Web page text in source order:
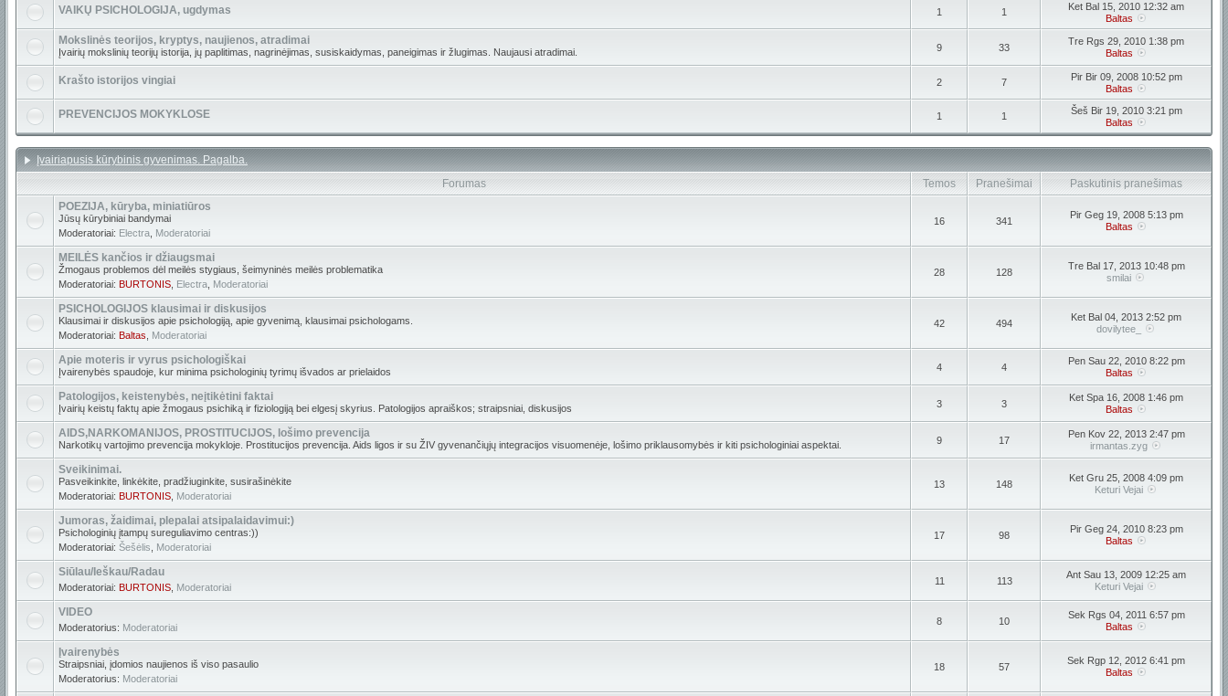
VAIKŲ PSICHOLOGIJA, ugdymas 1 1
Ket Bal 15, 2010 12:32 am
Baltas
Mokslinės teorijos, kryptys, naujienos, atradimai
Įvairių mokslinių teorijų istorija, jų paplitimas, nagrinėjimas, susiskaidymas, paneigimas ir žlugimas. Naujausi atradimai. 9 33
Tre Rgs 29, 2010 1:38 pm
Baltas
Krašto istorijos vingiai 2 7
Pir Bir 09, 2008 10:52 pm
Baltas
PREVENCIJOS MOKYKLOSE 1 1
Šeš Bir 19, 2010 3:21 pm
Baltas
Įvairiapusis kūrybinis gyvenimas. Pagalba.
Forumas
Temos Pranešimai
Paskutinis pranešimas
POEZIJA, kūryba, miniatiūros
Jūsų kūrybiniai bandymai
Moderatoriai: Electra Moderatoriai
16 341
Pir Geg 19, 2008 5:13 pm
Baltas
MEILĖS kančios ir džiaugsmai
Žmogaus problemos dėl meilės stygiaus, šeimyninės meilės problematika
Moderatoriai: BURTONIS Electra Moderatoriai
28 128
Tre Bal 17, 2013 10:48 pm
smilai
PSICHOLOGIJOS klausimai ir diskusijos
Klausimai ir diskusijos apie psichologiją, apie gyvenimą, klausimai psichologams.
Moderatoriai: Baltas Moderatoriai
42 494
Ket Bal 04, 2013 2:52 pm
dovilytee_
Apie moteris ir vyrus psichologiškai
Įvairenybės spaudoje, kur minima psichologinių tyrimų išvados ar prielaidos 4 4
Pen Sau 22, 2010 8:22 pm
Baltas
Patologijos, keistenybės, neįtikėtini faktai
Įvairių keistų faktų apie žmogaus psichiką ir fiziologiją bei elgesį skyrius. Patologijos apraiškos; straipsniai, diskusijos 3 3
Ket Spa 16, 2008 1:46 pm
Baltas
AIDS,NARKOMANIJOS, PROSTITUCIJOS, lošimo prevencija
Narkotikų vartojimo prevencija mokykloje. Prostitucijos prevencija. Aids ligos ir su ŽIV gyvenančiųjų integracijos visuomenėje, lošimo priklausomybės ir kiti psichologiniai aspektai. 9 17
Pen Kov 22, 2013 2:47 pm
irmantas.zyg
Sveikinimai.
Pasveikinkite, linkėkite, pradžiuginkite, susirašinėkite
Moderatoriai: BURTONIS Moderatoriai
13 148
Ket Gru 25, 2008 4:09 pm
Keturi Vejai
Jumoras, žaidimai, plepalai atsipalaidavimui:)
Psichologinių įtampų sureguliavimo centras:))
Moderatoriai: Šešėlis Moderatoriai
17 98
Pir Geg 24, 2010 8:23 pm
Baltas
Siūlau/Ieškau/Radau
Moderatoriai: BURTONIS Moderatoriai
11 113
Ant Sau 13, 2009 12:25 am
Keturi Vejai
VIDEO
Moderatorius: Moderatoriai
8 10
Sek Rgs 04, 2011 6:57 pm
Baltas
Įvairenybės
Straipsniai, įdomios naujienos iš viso pasaulio
Moderatorius: Moderatoriai
18 57
Sek Rgp 12, 2012 6:41 pm
Baltas